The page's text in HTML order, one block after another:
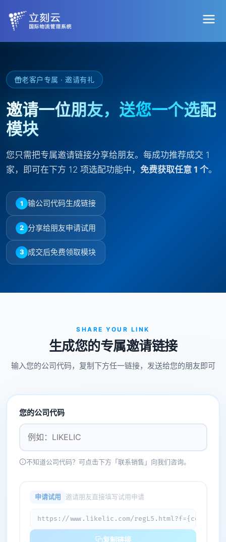
AI 员工
AI 智能提效年包
APP
老客户专属 · 邀请有礼
邀请一位朋友，送您一个选配
模块
您只需把专属邀请链接分享给朋友。每成功推荐成交 1
家，即可在下方 12 项选配功能中， 免费获取任意 1 个。
1 输公司代码生成链接
2 分享给朋友申请试用
3 成交后免费领取模块
SHARE YOUR LINK
生成您的专属邀请链接
输入您的公司代码，复制下方任一链接，发送给您的朋友即可
您的公司代码
不知道公司代码？可点击下方「联系销售」向我们咨询。
申请试用 邀请朋友直接填写试用申请
https://www.likelic.com/regL5.html?f={code}
复制链接